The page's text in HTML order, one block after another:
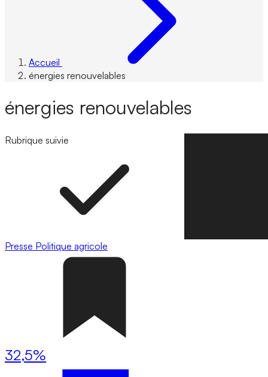
Accueil
énergies renouvelables
énergies renouvelables
Rubrique suivie
Presse Politique agricole
32,5%